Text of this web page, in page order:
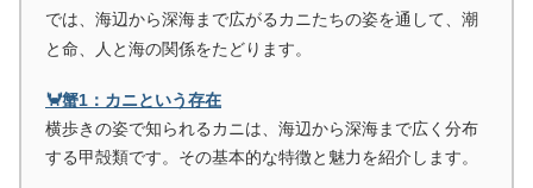
では、海辺から深海まで広がるカニたちの姿を通して、潮
と命、人と海の関係をたどります。
🦀蟹1：カニという存在
横歩きの姿で知られるカニは、海辺から深海まで広く分布
する甲殻類です。その基本的な特徴と魅力を紹介します。